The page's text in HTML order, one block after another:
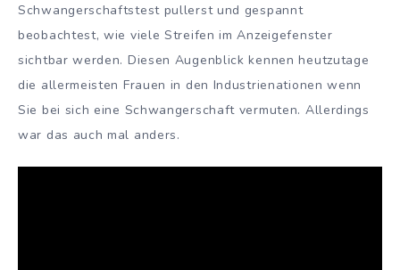
Schwangerschaftstest pullerst und gespannt
beobachtest, wie viele Streifen im Anzeigefenster
sichtbar werden. Diesen Augenblick kennen heutzutage
die allermeisten Frauen in den Industrienationen wenn
Sie bei sich eine Schwangerschaft vermuten. Allerdings
war das auch mal anders.